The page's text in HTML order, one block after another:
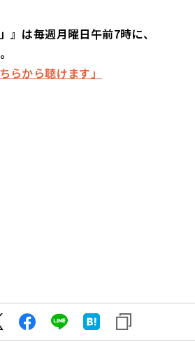
』は毎週月曜日午前7時に、
らから聴けます」